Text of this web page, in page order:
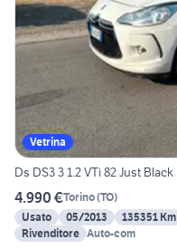
Vetrina
Ds DS3 3 1.2 VTi 82 Just Black
4.990 €Torino(TO)
Usato
05/2013 135351 Km
Rivenditore Auto-com